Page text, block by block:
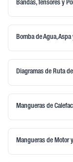
Bandas, Tensores y
Bomba de Agua,
Diagramas de Ruta
Mangueras de
Mangueras de Motor